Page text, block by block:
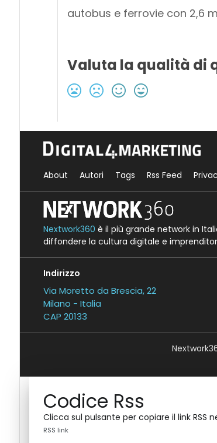
autobus e ferrovie con 2,6
Valuta la qualità di
About Autori Tags Rss Feed
Nextwork360 è il più grande network in
diffondere la cultura digitale e
Indirizzo
Via Moretto da Brescia, 22
Milano - Italia
CAP 20133
Codice Rss
Clicca sul pulsante per copiare il link RSS
RSS link